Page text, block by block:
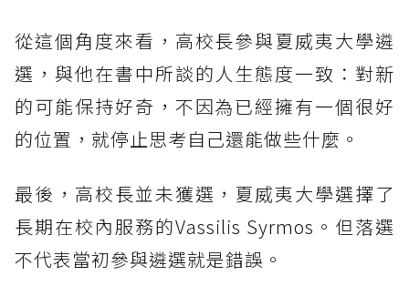
從這個角度來看，高校長參與夏威夷大學遴
選，與他在書中所談的人生態度一致：對新
的可能保持好奇，不因為已經擁有一個很好
的位置，就停止思考自己還能做些什麼。
最後，高校長並未獲選，夏威夷大學選擇了
長期在校內服務的Vassilis Syrmos。但落選
不代表當初參與遴選就是錯誤。